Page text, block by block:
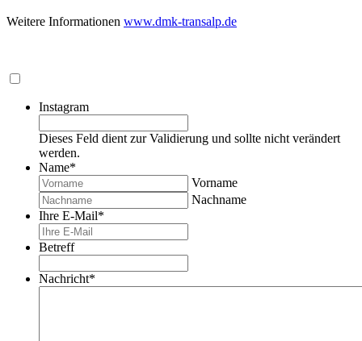
Weitere Informationen www.dmk-transalp.de
Instagram
Dieses Feld dient zur Validierung und sollte nicht verändert
werden.
Name*
Vorname
Nachname
Ihre E-Mail*
Betreff
Nachricht*